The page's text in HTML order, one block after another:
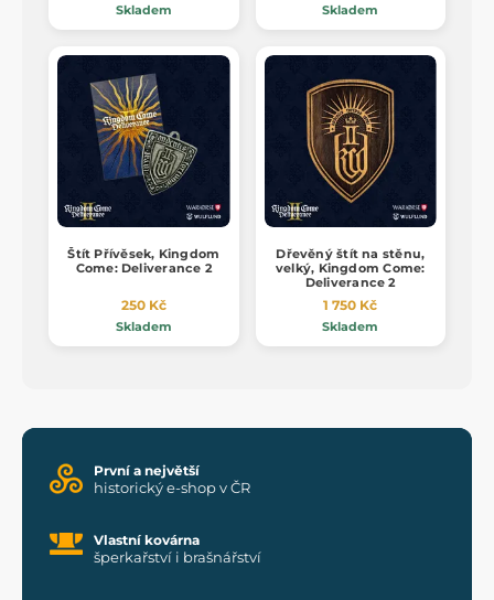
Skladem Skladem
Štít Přívěsek, Kingdom
Come: Deliverance 2
250 Kč
Skladem
Dřevěný štít na stěnu,
velký, Kingdom Come:
Deliverance 2
1 750 Kč
Skladem
První a největší
historický e-shop v ČR
Vlastní kovárna
šperkařství i brašnářství